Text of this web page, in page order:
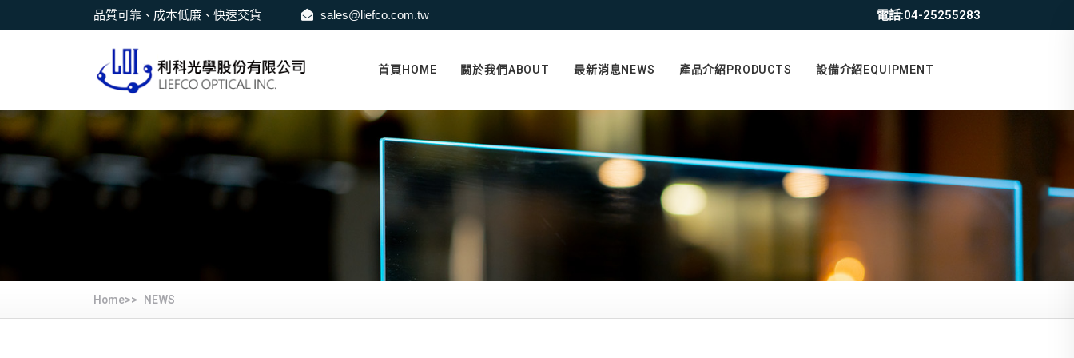
品質可靠、成本低廉、快速交貨 sales@liefco.com.tw 電話:04-25255283
首頁HOME 關於我們ABOUT 最新消息NEWS 產品介紹PRODUCTS 設備介紹EQUIPMENT
Home>> NEWS